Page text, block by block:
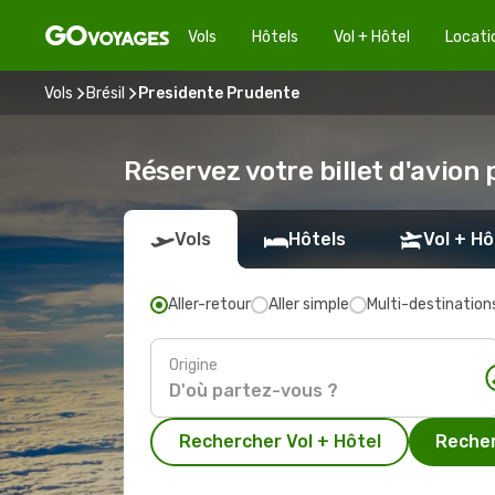
Vols Hôtels Vol + Hôtel
Vols Brésil Presidente Prudente
Réservez votre billet d'avion
Vols Hôtels Vol +
Aller-retour Aller simple Multi-
Origine
Rechercher Vol + Hôtel